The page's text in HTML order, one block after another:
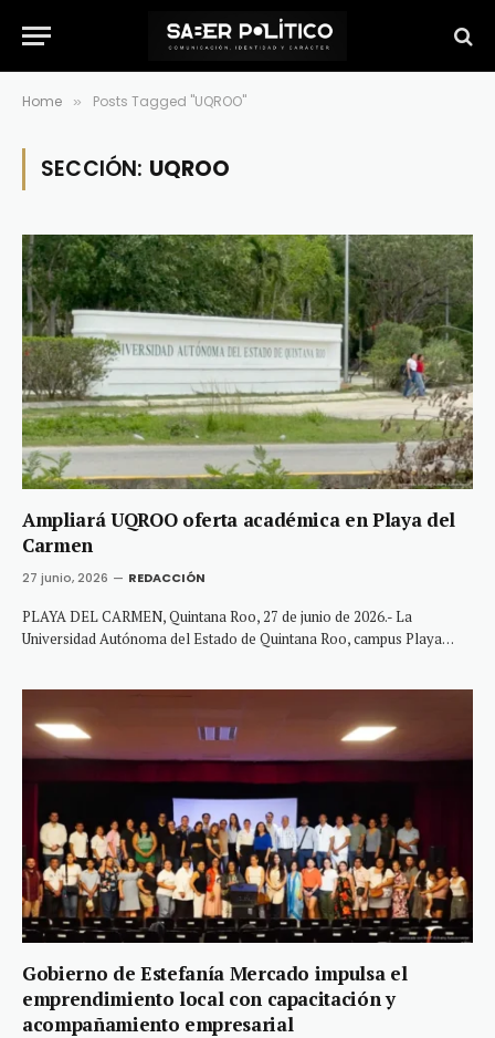
Home » Posts Tagged "UQROO"
SECCIÓN: UQROO
Ampliará UQROO oferta académica en Playa del
Carmen
27 junio, 2026 REDACCIÓN
PLAYA DEL CARMEN, Quintana Roo, 27 de junio de 2026.- La
Universidad Autónoma del Estado de Quintana Roo, campus Playa…
Gobierno de Estefanía Mercado impulsa el
emprendimiento local con capacitación y
acompañamiento empresarial